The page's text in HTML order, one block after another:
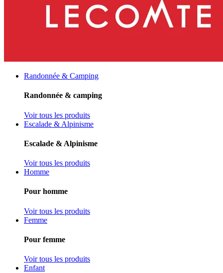
Randonnée & Camping
Randonnée & camping
Voir tous les produits
Escalade & Alpinisme
Escalade & Alpinisme
Voir tous les produits
Homme
Pour homme
Voir tous les produits
Femme
Pour femme
Voir tous les produits
Enfant